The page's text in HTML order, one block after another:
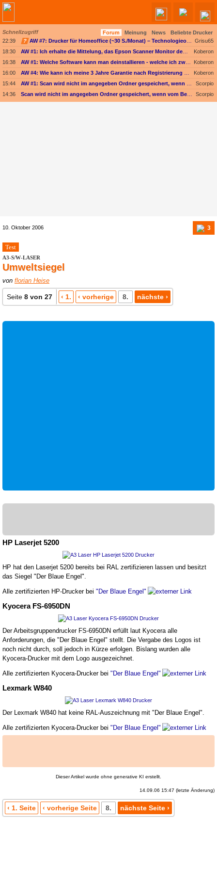
Schnellzugriff Forum Meinung News
Beliebte Drucker
22:39
?
Grisu65
18:30
Koberon
16:38
Koberon
16:00
Koberon
15:44
Scorpio
14:36
Scorpio
10. Oktober 2006 3
Test
A3-S/W-LASER
Umweltsiegel
von florian Heise
Seite 8 von 27 ‹ 1. ‹ vorherige 8. nächste ›
Angebote werden geladen...
HP Laserjet 5200
HP hat den Laserjet 5200 bereits bei RAL zertifizieren lassen und besitzt
das Siegel "Der Blaue Engel".
Alle zertifizierten HP-Drucker bei "Der Blaue Engel"
Kyocera FS-6950DN
Der Arbeitsgruppendrucker FS-6950DN erfüllt laut Kyocera alle
Anforderungen, die "Der Blaue Engel" stellt. Die Vergabe des Logos ist
noch nicht durch, soll jedoch in Kürze erfolgen. Bislang wurden alle
Kyocera-Drucker mit dem Logo ausgezeichnet.
Alle zertifizierten Kyocera-Drucker bei "Der Blaue Engel"
Lexmark W840
Der Lexmark W840 hat keine RAL-Auszeichnung mit "Der Blaue Engel".
Alle zertifizierten Kyocera-Drucker bei "Der Blaue Engel"
Dieser Artikel wurde ohne generative KI erstellt.
14.09.06 15:47 (letzte Änderung)
‹ 1. Seite ‹ vorherige Seite 8. nächste Seite ›